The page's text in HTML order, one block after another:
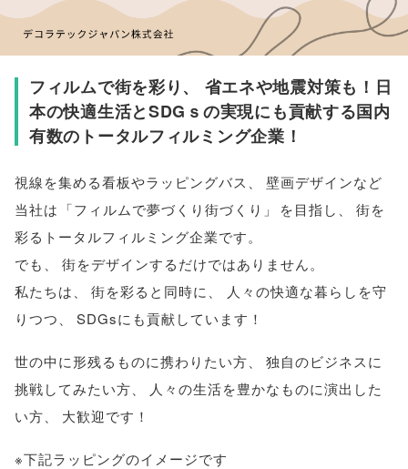
フィルムで街を彩り、
省エネや地震対策も！日
本の快適生活とSDGｓの実現にも貢献する国内
有数のトータルフィルミング企業！
視線を集める看板やラッピングバス
壁画デザインなど
当社は 「フィルムで夢づくり街づくり 」 を目指し
街を
彩るトータルフィルミング企業です。
でも
街をデザインするだけではありません。
私たちは
街を彩ると同時に
人々の快適な暮らしを守
りつつ
SDGsにも貢献しています！
世の中に形残るものに携わりたい方
独自のビジネスに
挑戦してみたい方
人々の生活を豊かなものに演出した
い方
大歓迎です！
※下記ラッピングのイメージです